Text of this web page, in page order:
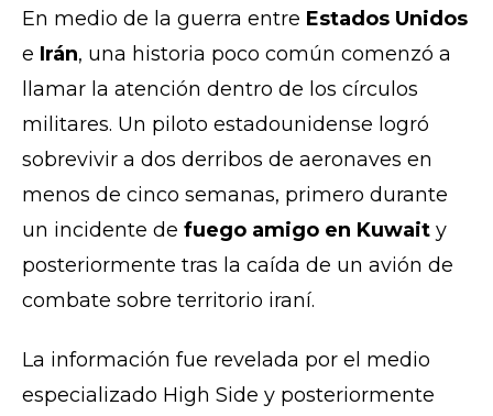
En medio de la guerra entre Estados Unidos
e Irán, una historia poco común comenzó a
llamar la atención dentro de los círculos
militares. Un piloto estadounidense logró
sobrevivir a dos derribos de aeronaves en
menos de cinco semanas, primero durante
un incidente de fuego amigo en Kuwait y
posteriormente tras la caída de un avión de
combate sobre territorio iraní.
La información fue revelada por el medio
especializado High Side y posteriormente